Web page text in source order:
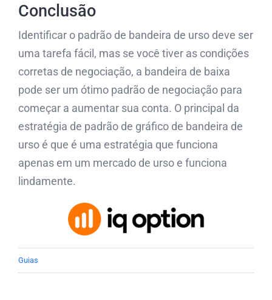
Conclusão
Identificar o padrão de bandeira de urso deve ser
uma tarefa fácil, mas se você tiver as condições
corretas de negociação, a bandeira de baixa
pode ser um ótimo padrão de negociação para
começar a aumentar sua conta. O principal da
estratégia de padrão de gráfico de bandeira de
urso é que é uma estratégia que funciona
apenas em um mercado de urso e funciona
lindamente.
Guias